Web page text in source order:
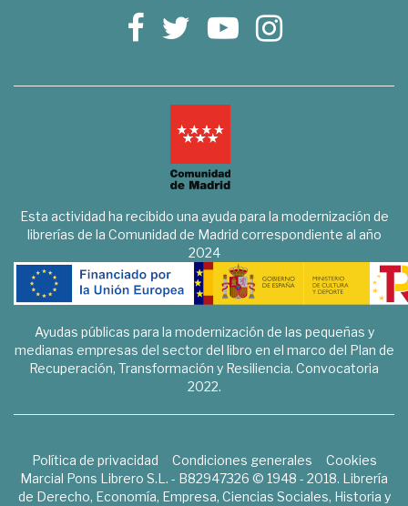
Esta actividad ha recibido una ayuda para la modernización de
librerías de la Comunidad de Madrid correspondiente al año
2024
Ayudas públicas para la modernización de las pequeñas y
medianas empresas del sector del libro en el marco del Plan de
Recuperación, Transformación y Resiliencia. Convocatoria
2022.
Política de privacidad Condiciones generales
Cookies
Marcial Pons Librero S.L. - B82947326 © 1948 - 2018. Librería
de Derecho, Economía, Empresa, Ciencias Sociales, Historia y